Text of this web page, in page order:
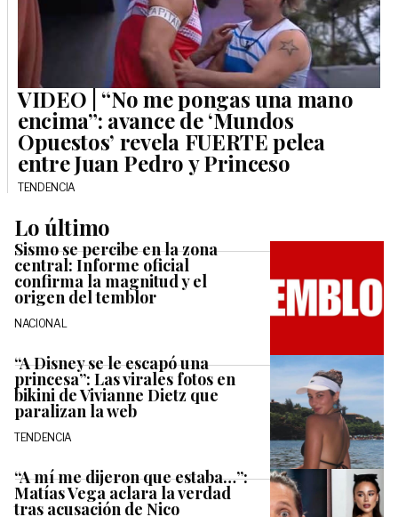
VIDEO | “No me pongas una mano
encima”: avance de ‘Mundos
Opuestos’ revela FUERTE pelea
entre Juan Pedro y Princeso
TENDENCIA
Lo último
Sismo se percibe en la zona
central: Informe oficial
confirma la magnitud y el
origen del temblor
NACIONAL
“A Disney se le escapó una
princesa”: Las virales fotos en
bikini de Vivianne Dietz que
paralizan la web
TENDENCIA
“A mí me dijeron que estaba…”:
Matías Vega aclara la verdad
tras acusación de Nico